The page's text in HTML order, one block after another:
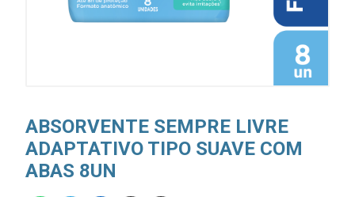
ABSORVENTE SEMPRE LIVRE
ADAPTATIVO TIPO SUAVE COM
ABAS 8UN